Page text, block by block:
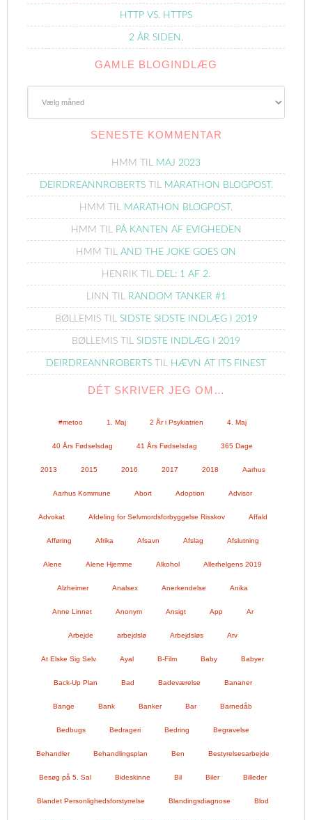
HTTP VS. HTTPS
2 ÅR SIDEN.
GAMLE BLOGINDLÆG
SENESTE KOMMENTAR
HMM TIL MAJ 2023
DEIRDREANNROBERTSTIL MARATHON BLOGPOST.
HMM TIL MARATHON BLOGPOST.
HMM TIL PÅ KANTEN AF EVIGHEDEN
HMM TIL AND THE JOKE GOES ON
HENRIK TIL DEL: 1 AF 2.
LINN TIL RANDOM TANKER #1
BØLLEMISTIL SIDSTE SIDSTE INDLÆG I 2019
BØLLEMIS TIL SIDSTE INDLÆG I 2019
DEIRDREANNROBERTS TIL HÆVN AT ITS FINEST
DÉT SKRIVER JEG OM…
#metoo 1. Maj 2 År i Psykiatrien 4. Maj
40 Års Fødselsdag 41 Års Fødselsdag 365 Dage
2013 2015 2016 2017 2018 Aarhus
Aarhus Kommune Abort Adoption Advisor
Advokat Afdeling for Selvmordsforbyggelse Risskov Affald
Afføring Afrika Afsavn Afslag Afslutning
Alene Alene Hjemme Alkohol Allerhelgens 2019
Alzheimer Analsex Anerkendelse Anika
Anne Linnet Anonym Ansigt App Ar
Arbejde arbejdslø Arbejdsløs Arv
At Elske Sig Selv Ayal B-Film Baby Babyer
Back-Up Plan Bad Badeværelse Bananer
Bange Bank Banker Bar Barnedåb
Bedbugs Bedrageri Bedring Begravelse
Behandler Behandlingsplan Ben Bestyrelsesarbejde
Besøg på 5. Sal Bideskinne Bil Biler Billeder
Blandet Personlighedsforstyrrelse Blandingsdiagnose Blod